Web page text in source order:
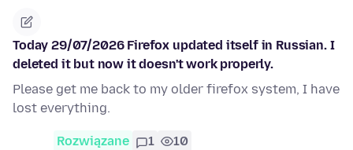
Today 29/07/2026 Firefox updated itself in Russian. I
deleted it but now it doesn't work properly.
Please get me back to my older firefox system, I have
lost everything.
Rozwiązane 1 10